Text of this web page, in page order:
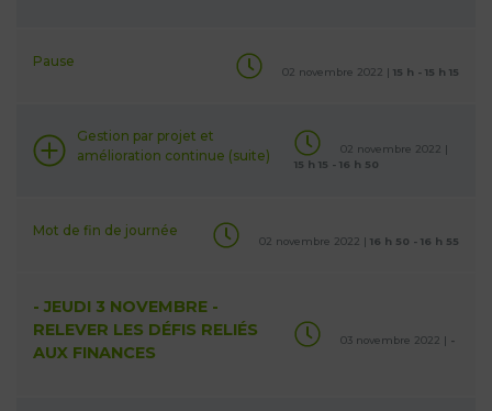
Pause
02 novembre 2022 | 15 h - 15 h 15
Gestion par projet et
amélioration continue (suite)
02 novembre 2022 |
15 h 15 - 16 h 50
Mot de fin de journée
02 novembre 2022 | 16 h 50 - 16 h 55
- JEUDI 3 NOVEMBRE -
RELEVER LES DÉFIS RELIÉS
AUX FINANCES
03 novembre 2022 | -